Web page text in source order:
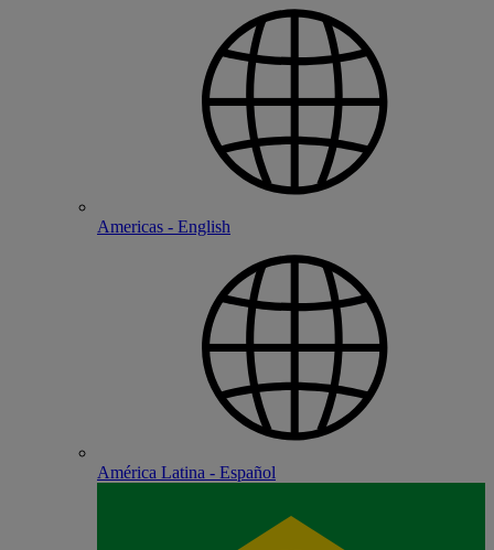
Americas - English
América Latina - Español